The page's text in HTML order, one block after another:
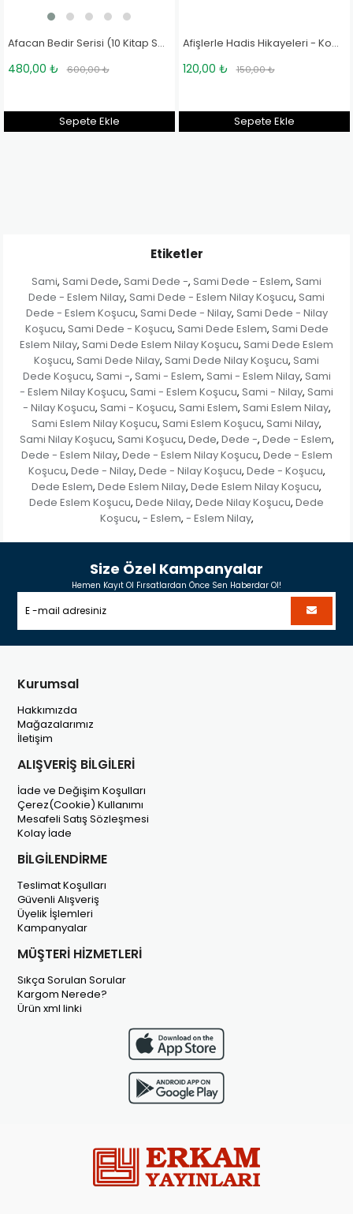
Afacan Bedir Serisi (10 Kitap Set) - Hale Cürgül Canat
₺ 600,00 ₺
Sepete Ekle
Afişlerle Hadis Hikayeleri - Komisyon
120,00 ₺ 150,00 ₺
Sepete Ekle
Etiketler
Sami, Sami Dede, Sami Dede -, Sami Dede - Eslem, Sami
Dede - Eslem Nilay, Sami Dede - Eslem Nilay Koşucu, Sami
Dede - Eslem Koşucu, Sami Dede - Nilay, Sami Dede - Nilay
Koşucu, Sami Dede - Koşucu, Sami Dede Eslem, Sami Dede
Eslem Nilay, Sami Dede Eslem Nilay Koşucu, Sami Dede Eslem
Koşucu, Sami Dede Nilay, Sami Dede Nilay Koşucu, Sami
Dede Koşucu, Sami -, Sami - Eslem, Sami - Eslem Nilay, Sami
- Eslem Nilay Koşucu, Sami - Eslem Koşucu, Sami - Nilay, Sami
- Nilay Koşucu, Sami - Koşucu, Sami Eslem, Sami Eslem Nilay,
Sami Eslem Nilay Koşucu, Sami Eslem Koşucu, Sami Nilay,
Sami Nilay Koşucu, Sami Koşucu, Dede, Dede -, Dede - Eslem,
Dede - Eslem Nilay, Dede - Eslem Nilay Koşucu, Dede - Eslem
Koşucu, Dede - Nilay, Dede - Nilay Koşucu, Dede - Koşucu,
Dede Eslem, Dede Eslem Nilay, Dede Eslem Nilay Koşucu,
Dede Eslem Koşucu, Dede Nilay, Dede Nilay Koşucu, Dede
Koşucu, - Eslem, - Eslem Nilay,
Size Özel Kampanyalar
Hemen Kayıt Ol Fırsatlardan Önce Sen Haberdar Ol!
Kurumsal
Hakkımızda
Mağazalarımız
İletişim
ALIŞVERİŞ BİLGİLERİ
İade ve Değişim Koşulları
Çerez(Cookie) Kullanımı
Mesafeli Satış Sözleşmesi
Kolay İade
BİLGİLENDİRME
Teslimat Koşulları
Güvenli Alışveriş
Üyelik İşlemleri
Kampanyalar
MÜŞTERİ HİZMETLERİ
Sıkça Sorulan Sorular
Kargom Nerede?
Ürün xml linki